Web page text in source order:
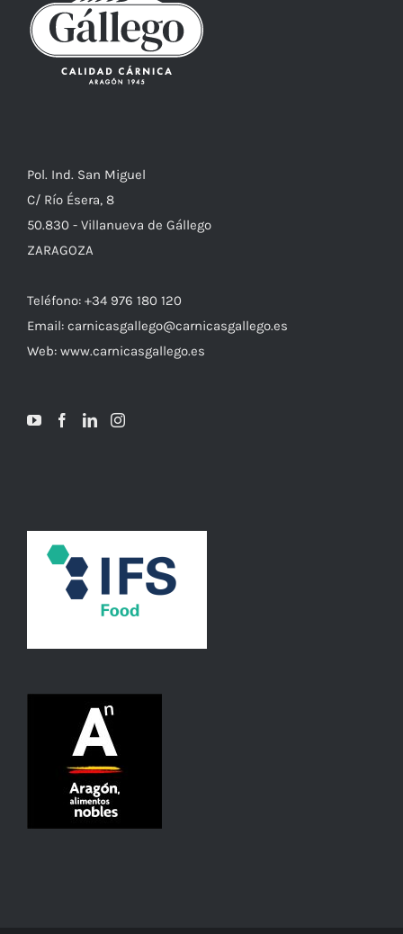
Pol. Ind. San Miguel
C/ Río Ésera, 8
50.830 - Villanueva de Gállego
ZARAGOZA
Teléfono: +34 976 180 120
Email: carnicasgallego@carnicasgallego.es
Web: www.carnicasgallego.es